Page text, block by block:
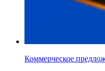
Коммерческое